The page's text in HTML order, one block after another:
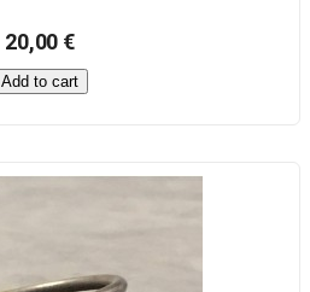
20,00 €
Add to cart